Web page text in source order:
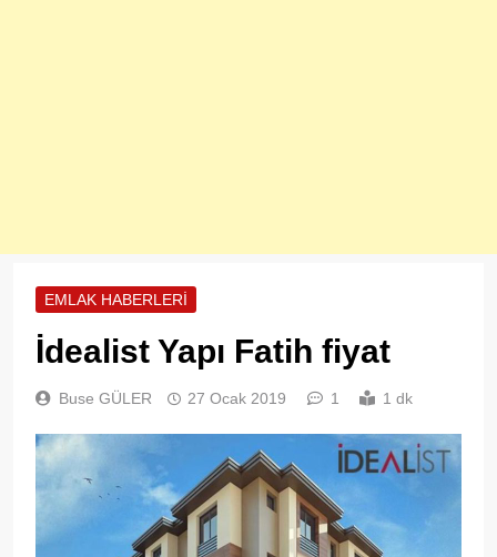
EMLAK HABERLERI
İdealist Yapı Fatih fiyat
Buse GÜLER 27 Ocak 2019 1 1 dk